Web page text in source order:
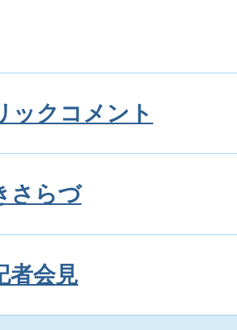
ックコメント
さらづ
者会見